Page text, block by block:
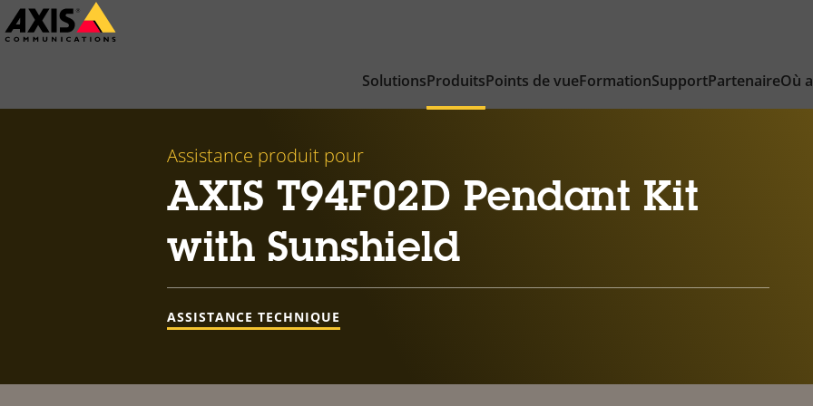
Passer
au
SolutionsProduitsPoints de vueFormationSupportPartenaireOù
Assistance produit pour
AXIS T94F02D Pendant Kit
with Sunshield
ASSISTANCE TECHNIQUE